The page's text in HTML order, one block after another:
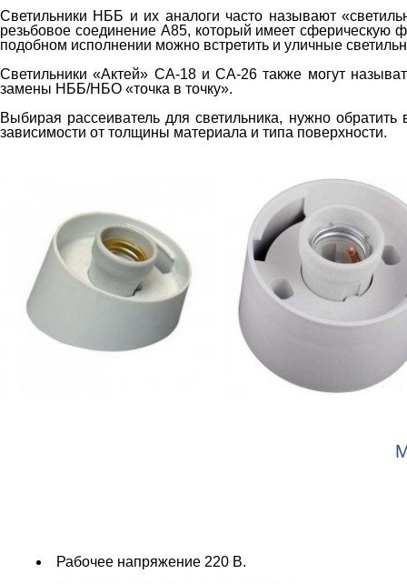
Светильники НББ и их аналоги часто называют
резьбовое соединение А85, который имеет сферическую
подобном исполнении можно встретить и уличные
Светильники «Актей» СА-18 и СА-26 также могут
замены НББ/НБО «точка в точку».
Выбирая рассеиватель для светильника, нужно
зависимости от толщины материала и типа поверхности.
Рабочее напряжение 220 В.